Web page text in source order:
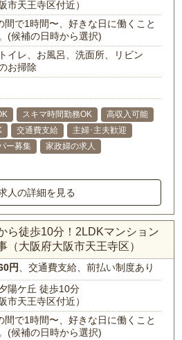
市天王寺区付近）
間で1時間〜、好きな日に働くこと
(候補の日時から選択)
イレ、お風呂、洗面所、リビン
お掃除
スキマ時間勤務OK
高収入可能
交通費支給
主婦･主夫歓迎
ー募集
家政婦の求人
人の詳細を見る
ら徒歩10分！2LDKマンション
（大阪府大阪市天王寺区）
円、交通費支給、前払い制度あり
陽ケ丘 徒歩10分
市天王寺区付近）
間で1時間〜、好きな日に働くこと
(候補の日時から選択)